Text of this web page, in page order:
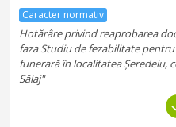
Caracter normativ
Hotărâre privind reaprobarea
faza Studiu de fezabilitate
funerară în localitatea Șeredeiu,
Sălaj"